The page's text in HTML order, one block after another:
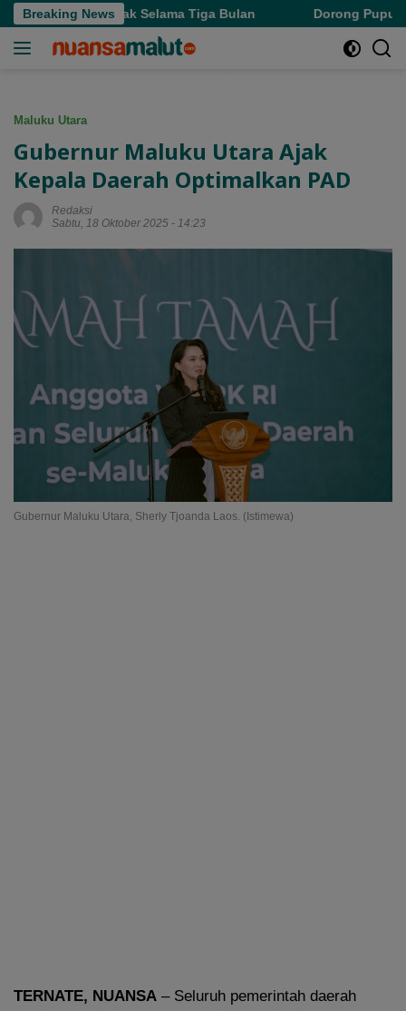
Langsung
ke
Breaking News
Pajak Selama Tiga Bulan Dorong Pupuk
Maluku Utara
Gubernur Maluku Utara Ajak
Kepala Daerah Optimalkan PAD
Redaksi
Sabtu, 18 Oktober 2025 - 14:23
Gubernur Maluku Utara, Sherly Tjoanda Laos. (Istimewa)
TERNATE, NUANSA – Seluruh pemerintah daerah